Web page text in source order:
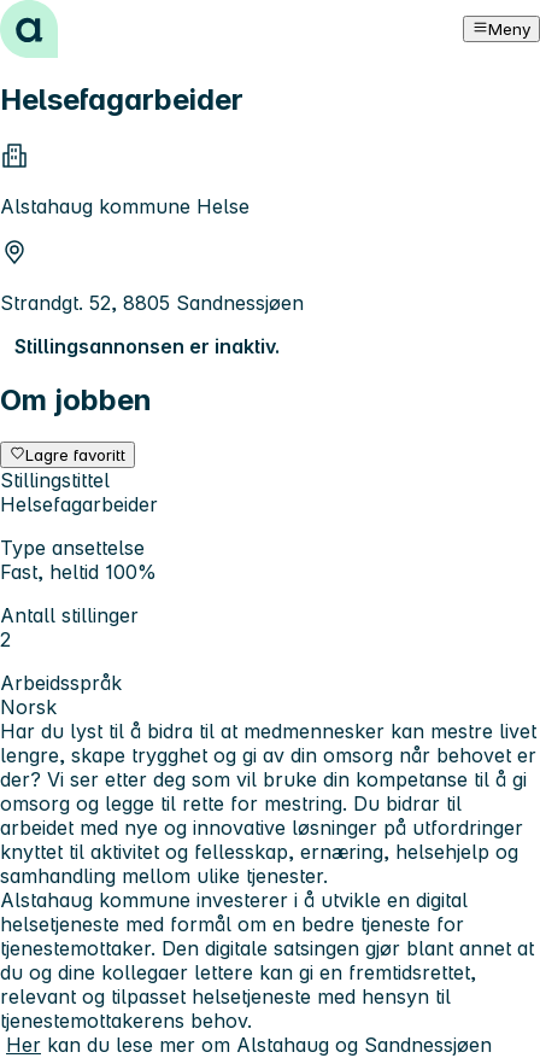
Hopp til innhold Meny
Helsefagarbeider
Alstahaug kommune Helse
Strandgt. 52, 8805 Sandnessjøen
Stillingsannonsen er inaktiv.
Om jobben
Lagre favoritt
Stillingstittel
Helsefagarbeider
Type ansettelse
Fast, heltid 100%
Antall stillinger
2
Arbeidsspråk
Norsk
Har du lyst til å bidra til at medmennesker kan mestre livet
lengre, skape trygghet og gi av din omsorg når behovet er
der? Vi ser etter deg som vil bruke din kompetanse til å gi
omsorg og legge til rette for mestring. Du bidrar til
arbeidet med nye og innovative løsninger på utfordringer
knyttet til aktivitet og fellesskap, ernæring, helsehjelp og
samhandling mellom ulike tjenester.
Alstahaug kommune investerer i å utvikle en digital
helsetjeneste med formål om en bedre tjeneste for
tjenestemottaker. Den digitale satsingen gjør blant annet at
du og dine kollegaer lettere kan gi en fremtidsrettet,
relevant og tilpasset helsetjeneste med hensyn til
tjenestemottakerens behov.
Her kan du lese mer om Alstahaug og Sandnessjøen